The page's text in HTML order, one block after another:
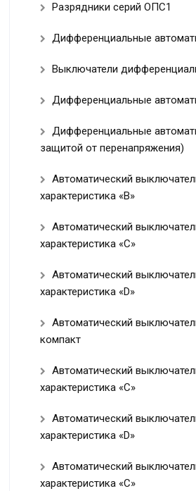
Разрядники серий ОПС1
Дифференциальные
Выключатели
Дифференциальные
Дифференциальные
защитой от перенапряжения)
Автоматический
характеристика «B»
Автоматический
характеристика «С»
Автоматический
характеристика «D»
Автоматический
компакт
Автоматический
характеристика «C»
Автоматический
характеристика «D»
Автоматический
характеристика «C»